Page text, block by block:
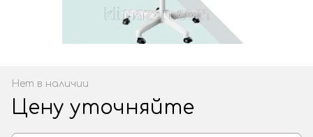
Нет в наличии
Цену уточняйте